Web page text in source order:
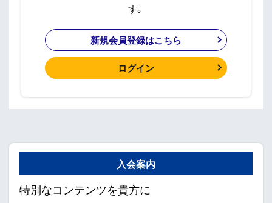
す。
新規会員登録はこちら
ログイン
入会案内
特別なコンテンツを貴方に